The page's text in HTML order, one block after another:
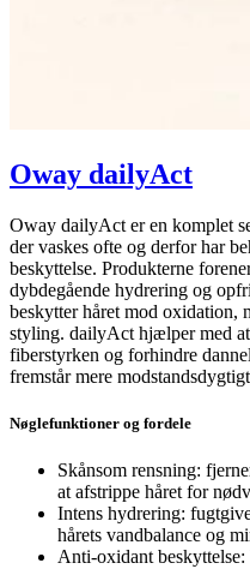
Oway dailyAct
Oway dailyAct er en komplet
der vaskes ofte og derfor har
beskyttelse. Produkterne
dybdegående hydrering og
beskytter håret mod oxidation,
styling. dailyAct hjælper med at
fiberstyrken og forhindre
fremstår mere
Nøglefunktioner og fordele
Skånsom rensning:
at afstrippe håret for
Intens hydrering:
hårets vandbalance og
Anti-oxidant